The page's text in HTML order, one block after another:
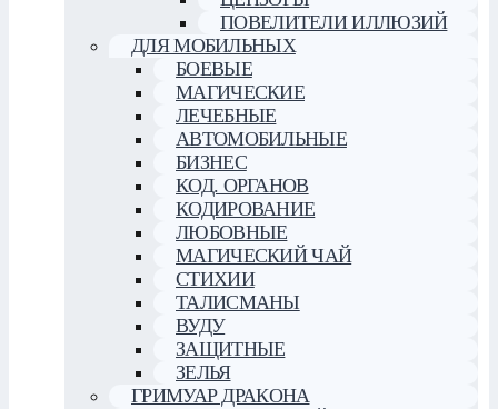
ПОВЕЛИТЕЛИ ИЛЛЮЗИЙ
ДЛЯ МОБИЛЬНЫХ
БОЕВЫЕ
МАГИЧЕСКИЕ
ЛЕЧЕБНЫЕ
АВТОМОБИЛЬНЫЕ
БИЗНЕС
КОД. ОРГАНОВ
КОДИРОВАНИЕ
ЛЮБОВНЫЕ
МАГИЧЕСКИЙ ЧАЙ
СТИХИИ
ТАЛИСМАНЫ
ВУДУ
ЗАЩИТНЫЕ
ЗЕЛЬЯ
ГРИМУАР ДРАКОНА